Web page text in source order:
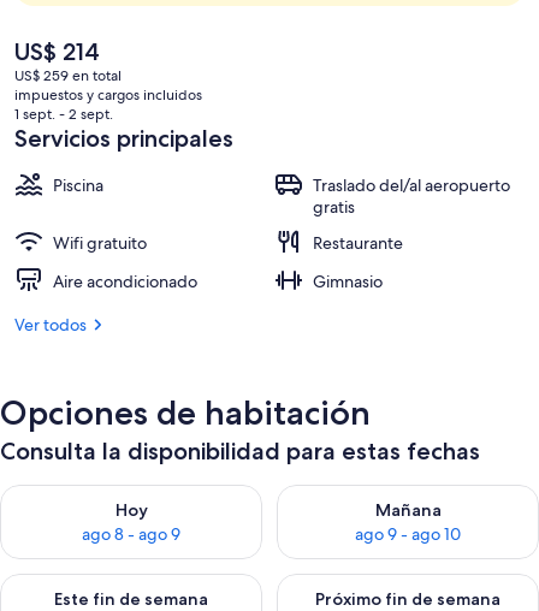
El
precio
actual
es
de
US$ 214
US$ 259 en total
impuestos y cargos incluidos
1 sept. - 2 sept.
Servicios principales
Piscina
Traslado del/al aeropuerto
gratis
Wifi gratuito
Restaurante
Aire acondicionado
Gimnasio
Ver todos
Opciones de habitación
Consulta la disponibilidad para estas fechas
Hoy
ago 8 - ago 9
Consulta la disponibilidad para hoy ago 8 - ago 9
Mañana
ago 9 - ago 10
Consulta la disponibilidad
Este fin de semana
Consulta la disponibilidad para este fin de semana ago 14 -
Próximo fin de semana
Consulta la disponibilidad